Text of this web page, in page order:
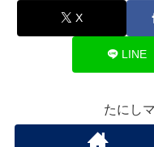
X
LINE
たにし